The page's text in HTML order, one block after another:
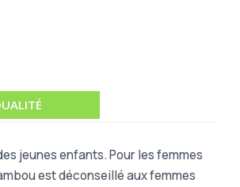
jeunes enfants. Pour les femmes
est déconseillé aux femmes